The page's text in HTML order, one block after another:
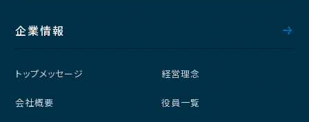
企業情報
トップメッセージ 経営理念
会社概要 役員一覧